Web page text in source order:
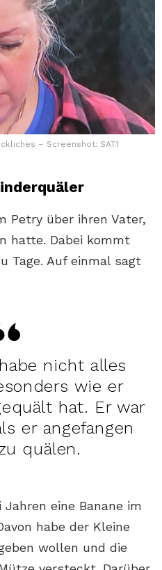
– Screenshot: SAT.1
Petry über ihren Vater,
hatte. Dabei kommt
Tage. Auf einmal sagt
nicht alles
wie er
hat. Er war
er angefangen
quälen.
eine Banane im
habe der Kleine
wollen und die